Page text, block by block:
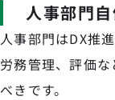
人事部門
人事部門はDX推
労務管理、評価
べきです。